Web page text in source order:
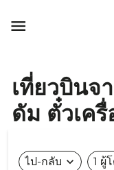

เที่ยวบินจ
ดัม ตั๋วเค
ไป-กลับ expand_more 1 ผู้